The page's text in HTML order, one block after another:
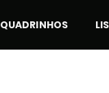
QUADRINHOS